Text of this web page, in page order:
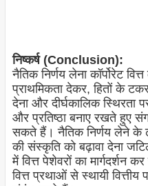
निष्कर्ष (Conclusion):
नैतिक निर्णय लेना कॉर्पोरेट
प्राथमिकता देकर, हितों के
देना और दीर्घकालिक स्थिरता
और प्रतिष्ठा बनाए रखते हुए
सकते हैं। नैतिक निर्णय लेने के
की संस्कृति को बढ़ावा देना
में वित्त पेशेवरों का मार्गदर्शन
वित्त प्रथाओं से स्थायी